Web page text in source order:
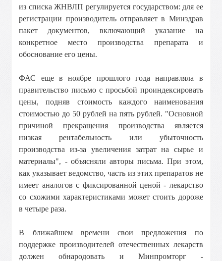
из списка ЖНВЛП регулируется государством: для ее
регистрации производитель отправляет в Минздрав
пакет документов, включающий указание на
конкретное место производства препарата и
обоснование его цены.
ФАС еще в ноябре прошлого года направляла в
правительство письмо с просьбой проиндексировать
цены, подняв стоимость каждого наименования
стоимостью до 50 рублей на пять рублей. "Основной
причиной прекращения производства является
низкая рентабельность или убыточность
производства из-за увеличения затрат на сырье и
материалы", - объясняли авторы письма. При этом,
как указывает ведомство, часть из этих препаратов не
имеет аналогов с фиксированной ценой - лекарство
со схожими характеристиками может стоить дороже
в четыре раза.
В ближайшем времени свои предложения по
поддержке производителей отечественных лекарств
должен обнародовать и Минпромторг -